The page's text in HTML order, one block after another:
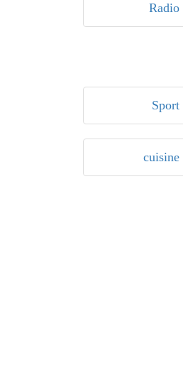
Radio
Sport
cuisine